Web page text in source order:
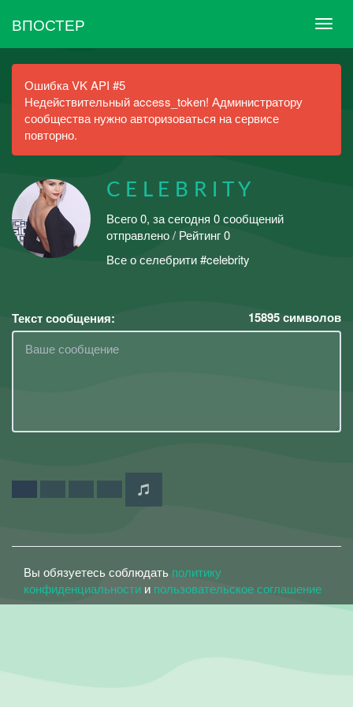
ВПОСТЕР
Ошибка VK API #5
Недействительный access_token! Администратору
сообщества нужно авторизоваться на сервисе
повторно.
C E L E B R I T Y
Всего 0, за сегодня 0 сообщений
отправлено / Рейтинг 0
Все о селебрити #celebrity
Текст сообщения: 15895символов
Вы обязуетесь соблюдать политику
конфиденциальности и пользовательское соглашение